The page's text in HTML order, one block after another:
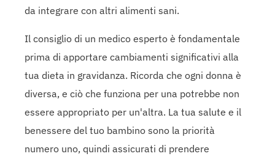
da integrare con altri alimenti sani.
Il consiglio di un medico esperto è fondamentale
prima di apportare cambiamenti significativi alla
tua dieta in gravidanza. Ricorda che ogni donna è
diversa, e ciò che funziona per una potrebbe non
essere appropriato per un'altra. La tua salute e il
benessere del tuo bambino sono la priorità
numero uno, quindi assicurati di prendere